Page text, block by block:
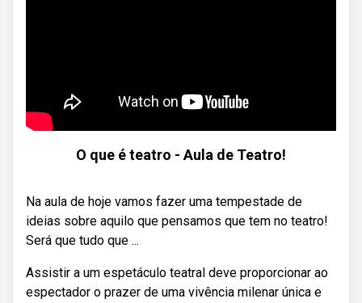
O que é teatro - Aula de Teatro!
Na aula de hoje vamos fazer uma tempestade de
ideias sobre aquilo que pensamos que tem no teatro!
Será que tudo que ...
Assistir a um espetáculo teatral deve proporcionar ao
espectador o prazer de uma vivência milenar única e